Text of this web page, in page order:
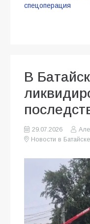
спецоперация
В
29.07.2026
Новости в Батайске